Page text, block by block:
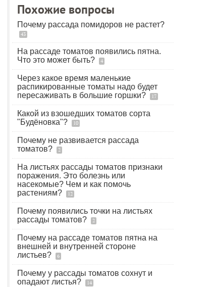
Похожие вопросы
Почему рассада помидоров не растет?
43
На рассаде томатов появились пятна.
Что это может быть?
4
Через какое время маленькие
распикированные томаты надо будет
пересаживать в большие горшки?
17
Какой из взошедших томатов сорта
"Будёновка"?
10
Почему не развивается рассада
томатов?
2
На листьях рассады томатов признаки
поражения. Это болезнь или
насекомые? Чем и как помочь
растениям?
12
Почему появились точки на листьях
рассады томатов?
2
Почему на рассаде томатов пятна на
внешней и внутренней стороне
листьев?
6
Почему у рассады томатов сохнут и
опадают листья?
14